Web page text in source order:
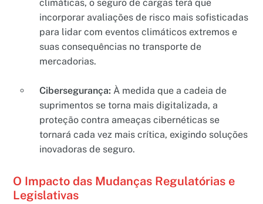
climáticas, o seguro de cargas terá que
incorporar avaliações de risco mais sofisticadas
para lidar com eventos climáticos extremos e
suas consequências no transporte de
mercadorias.
Cibersegurança: À medida que a cadeia de
suprimentos se torna mais digitalizada, a
proteção contra ameaças cibernéticas se
tornará cada vez mais crítica, exigindo soluções
inovadoras de seguro.
O Impacto das Mudanças Regulatórias e
Legislativas